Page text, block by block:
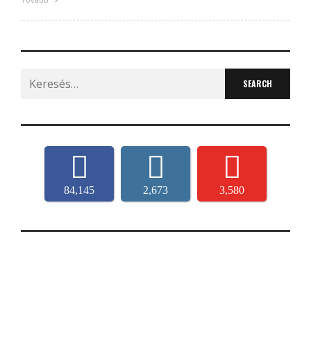
Search
for:
84,145 2,673 3,580